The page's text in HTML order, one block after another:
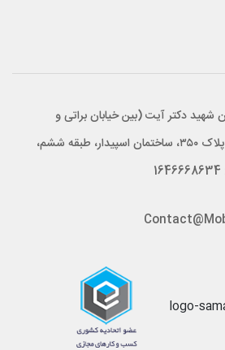
شهید دکتر آیت (بین خیابان براتی و
خیابان قاسم زاده)، پلاک ۳۵۰، ساختمان اسپیدار، طبقه ششم،